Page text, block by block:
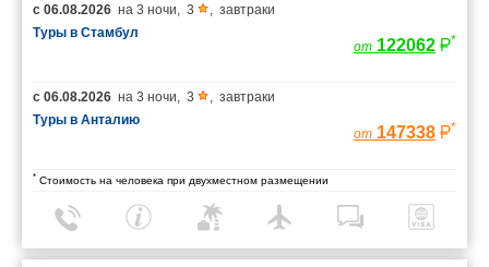
с 06.08.2026 на 3 ночи, 3 , завтраки
Туры в Стамбул
от 122062 *
с 06.08.2026 на 3 ночи, 3 , завтраки
Туры в Анталию
от 147338 *
* Стоимость на человека при двухместном размещении